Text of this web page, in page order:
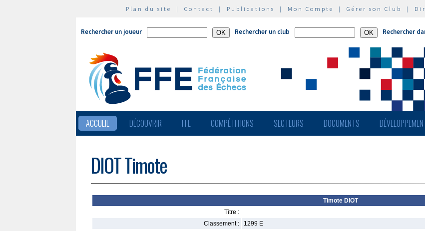
Plan du site | Contact | Publications | Mon Compte | Gérer son Club |
Rechercher un joueur Rechercher un club Rechercher
ACCUEIL DÉCOUVRIR FFE COMPÉTITIONS SECTEURS DOCUMENTS
DIOT Timote
Timote DIOT
Titre :
Classement :
1299 E